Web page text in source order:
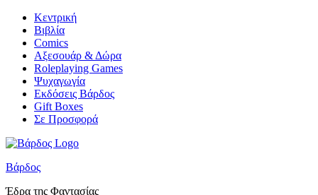
Skip
content
Κεντρική
Βιβλία
Comics
Αξεσουάρ & Δώρα
Roleplaying Games
Ψυχαγωγία
Εκδόσεις Βάρδος
Gift Boxes
Σε Προσφορά
Βάρδος
Έδρα της Φαντασίας